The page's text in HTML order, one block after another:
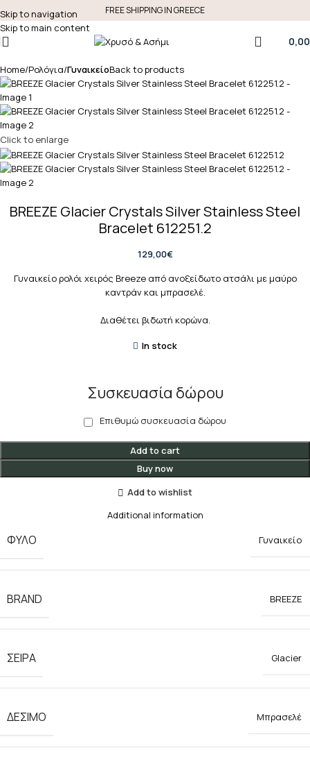
Skip to navigation
Skip to main content
FREE SHIPPING IN GREECE
0,00
Home Ρολόγια ΓυναικείοBack to products
Click to enlarge
BREEZE Glacier Crystals Silver Stainless Steel
Bracelet 612251.2
129,00€
Γυναικείο ρολόι χειρός Breeze από ανοξείδωτο ατσάλι με μαύρο
καντράν και μπρασελέ.
Διαθέτει βιδωτή κορώνα.
In stock
Συσκευασία δώρου
Επιθυμώ συσκευασία δώρου
Add to cart
Buy now
Add to wishlist
Additional information
ΦΥΛΟ Γυναικείο
BRAND BREEZE
ΣΕΙΡΑ Glacier
ΔΕΣΙΜΟ Μπρασελέ